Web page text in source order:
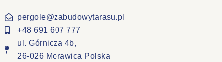
pergole@zabudowytarasu.pl
+48 691 607 777
ul. Górnicza 4b,
26-026 Morawica Polska